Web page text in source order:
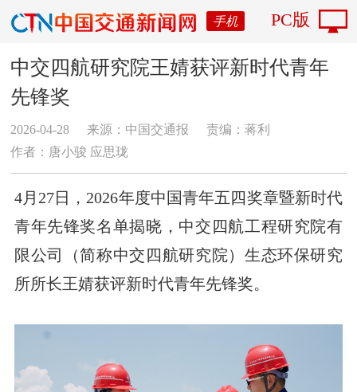
手机 PC版
中交四航研究院王婧获评新时代青年
先锋奖
2026-04-28 来源：中国交通报
责编：蒋利
作者：唐小骏 应思珑
4月27日，2026年度中国青年五四奖章暨新时代
青年先锋奖名单揭晓， 中交四航工程研究院有
限公司（简称中交四航研究院）生态环保研究
所所长王婧获评新时代青年先锋奖。